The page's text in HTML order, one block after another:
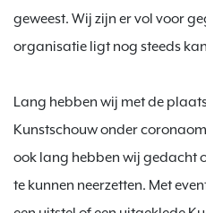
geweest. Wij zijn er vol voor
organisatie ligt nog steeds
Lang hebben wij met de
Kunstschouw onder
ook lang hebben wij gedacht
te kunnen neerzetten. Met